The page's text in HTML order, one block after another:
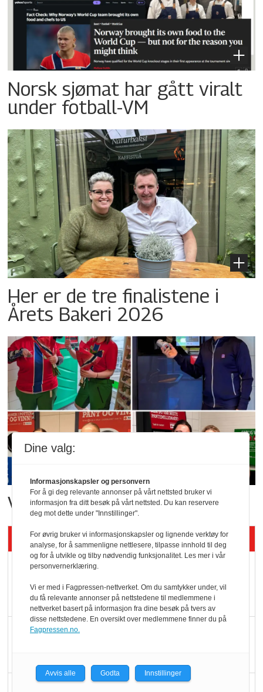
Norsk sjømat har gått viralt
under fotball-VM
Her er de tre finalistene i
Årets Bakeri 2026
Vant i nyåpnet butikk
Siste artikler - KBS
Mat er viktigere enn
pris når elbilister
velger ladestopp
Dine valg:
Informasjonskapsler og personvern
For å gi deg relevante annonser på vårt nettsted bruker vi
informasjon fra ditt besøk på vårt nettsted. Du kan reservere
deg mot dette under "Innstillinger".
For øvrig bruker vi informasjonskapsler og lignende verktøy for
analyse, for å sammenligne nettlesere, tilpasse innhold til deg
og for å utvikle og tilby nødvendig funksjonalitet. Les mer i vår
personvernerklæring.
Vi er med i Fagpressen-nettverket. Om du samtykker under, vil
du få relevante annonser på nettstedene til medlemmene i
nettverket basert på informasjon fra dine besøk på tvers av
disse nettstedene. En oversikt over medlemmene finner du på
Fagpressen.no.
Avvis alle Godta Innstillinger